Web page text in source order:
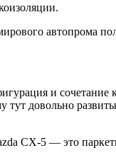
автопрома
и
довольно
CX-5 — это